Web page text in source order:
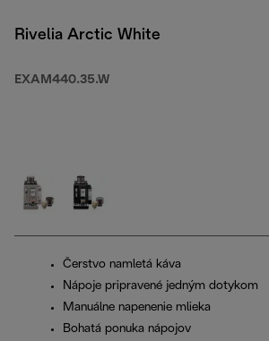
Rivelia Arctic White
EXAM440.35.W
Čerstvo namletá káva
Nápoje pripravené jedným dotykom
Manuálne napenenie mlieka
Bohatá ponuka nápojov